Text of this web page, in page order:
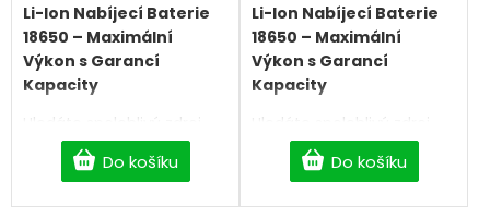
Do košíku
Li-Ion Nabíjecí Baterie
18650 – Maximální
Výkon s Garancí
Kapacity
Hledáte spolehlivý zdroj
energie pro svou čelovku,
e-cigaretu, powerbanku
nebo aku nářadí? Naše
nabíjecí baterie typu Li-
Do košíku
Li-Ion Nabíjecí Baterie
18650 – Maximální
Výkon s Garancí
Kapacity
Hledáte spolehlivý zdroj
energie pro svou čelovku,
e-cigaretu, powerbanku
nebo aku nářadí? Naše
nabíjecí baterie typu Li-